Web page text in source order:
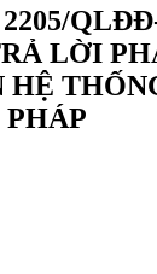
2205/
LỜI
HỆ
PHÁP